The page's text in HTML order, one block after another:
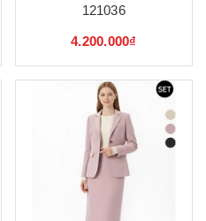
121036
4.200.000₫